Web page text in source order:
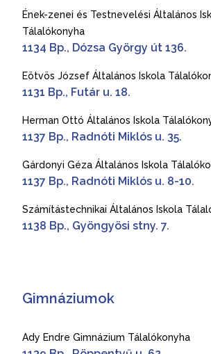
Ének-zenei és Testnevelési Általános
Tálalókonyha
1134 Bp., Dózsa György út 136.
Eötvös József Általános Iskola
1131 Bp., Futár u. 18.
Herman Ottó Általános Iskola
1137 Bp., Radnóti Miklós u. 35.
Gárdonyi Géza Általános Iskola
1137 Bp., Radnóti Miklós u. 8-10.
Számítástechnikai Általános Iskola
1138 Bp., Gyöngyösi stny. 7.
Gimnáziumok
Ady Endre Gimnázium Tálalókonyha